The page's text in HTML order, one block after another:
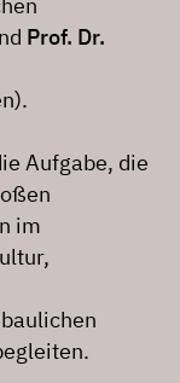
Prof. Dr.
Aufgabe, die
im